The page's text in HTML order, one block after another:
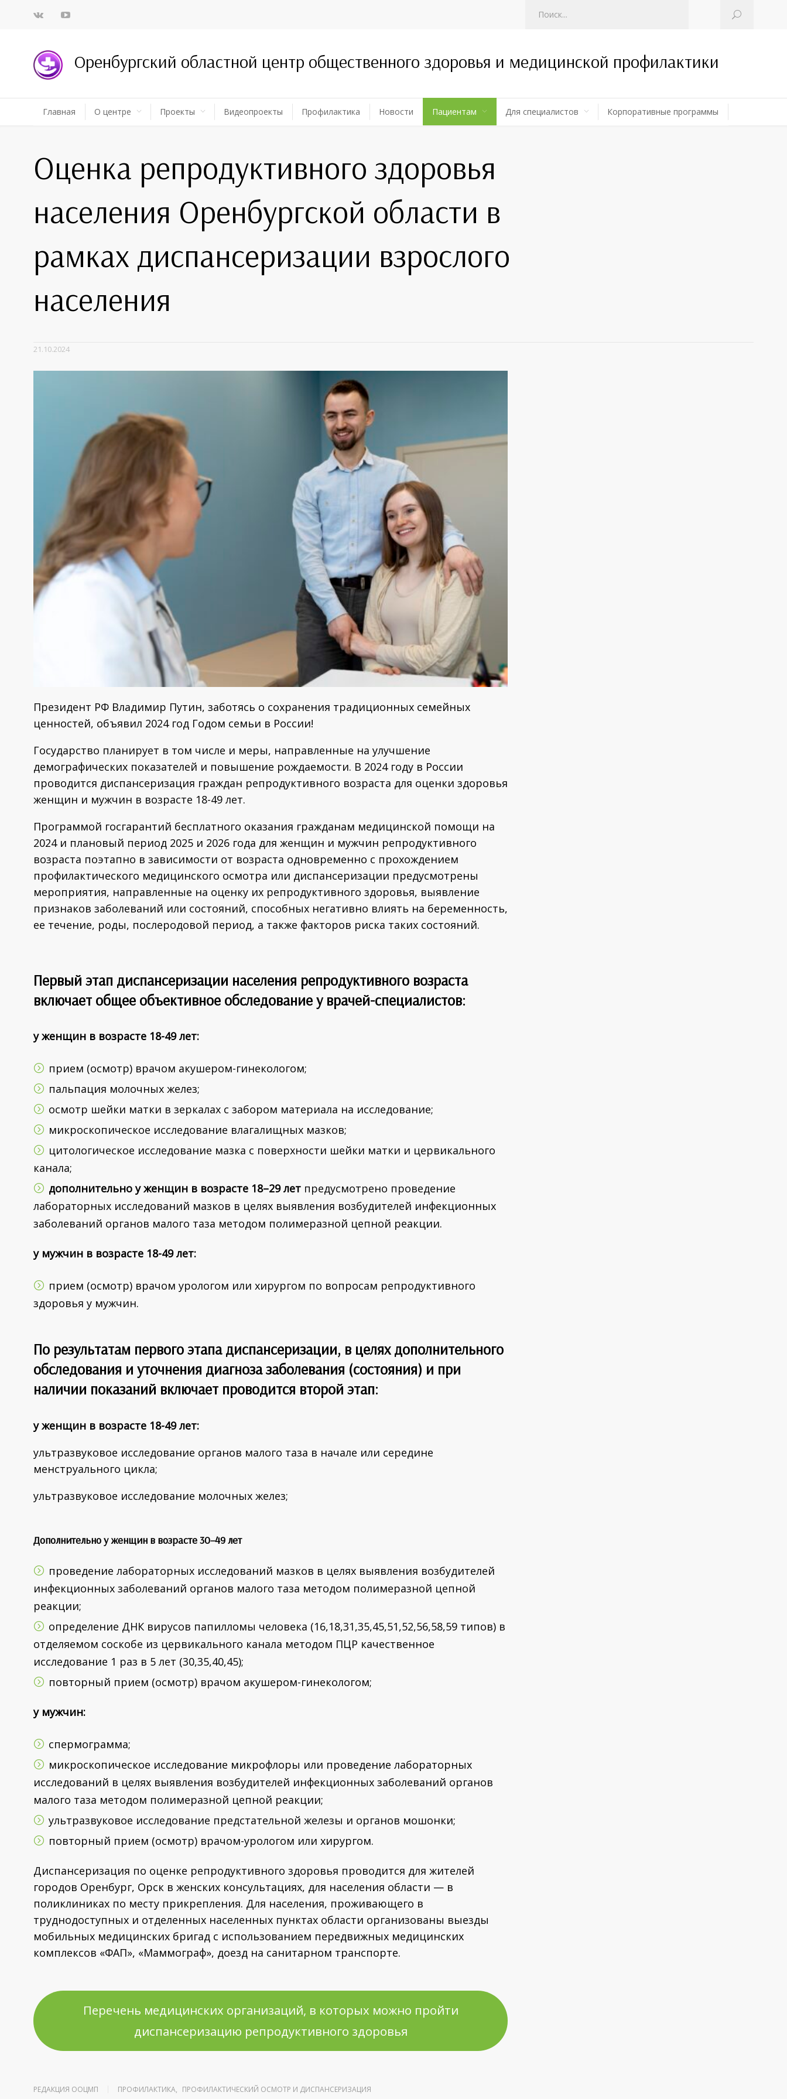
Оренбургский областной центр общественного здоровья и медицинской профилактики
Главная О центре Проекты Видеопроекты Профилактика Новости Пациентам Для специалистов Корпоративные программы
Оценка репродуктивного здоровья
населения Оренбургской области в
рамках диспансеризации взрослого
населения
21.10.2024
Президент РФ Владимир Путин, заботясь о сохранения традиционных семейных
ценностей, объявил 2024 год Годом семьи в России!
Государство планирует в том числе и меры, направленные на улучшение
демографических показателей и повышение рождаемости. В 2024 году в России
проводится диспансеризация граждан репродуктивного возраста для оценки здоровья
женщин и мужчин в возрасте 18-49 лет.
Программой госгарантий бесплатного оказания гражданам медицинской помощи на
2024 и плановый период 2025 и 2026 года для женщин и мужчин репродуктивного
возраста поэтапно в зависимости от возраста одновременно с прохождением
профилактического медицинского осмотра или диспансеризации предусмотрены
мероприятия, направленные на оценку их репродуктивного здоровья, выявление
признаков заболеваний или состояний, способных негативно влиять на беременность,
ее течение, роды, послеродовой период, а также факторов риска таких состояний.
Первый этап диспансеризации населения репродуктивного возраста
включает общее объективное обследование у врачей-специалистов:
у женщин в возрасте 18-49 лет:
прием (осмотр) врачом акушером-гинекологом;
пальпация молочных желез;
осмотр шейки матки в зеркалах с забором материала на исследование;
микроскопическое исследование влагалищных мазков;
цитологическое исследование мазка с поверхности шейки матки и цервикального
канала;
дополнительно у женщин в возрасте 18–29 лет предусмотрено проведение
лабораторных исследований мазков в целях выявления возбудителей инфекционных
заболеваний органов малого таза методом полимеразной цепной реакции.
у мужчин в возрасте 18-49 лет:
прием (осмотр) врачом урологом или хирургом по вопросам репродуктивного
здоровья у мужчин.
По результатам первого этапа диспансеризации, в целях дополнительного
обследования и уточнения диагноза заболевания (состояния) и при
наличии показаний включает проводится второй этап:
у женщин в возрасте 18-49 лет:
ультразвуковое исследование органов малого таза в начале или середине
менструального цикла;
ультразвуковое исследование молочных желез;
Дополнительно у женщин в возрасте 30–49 лет
проведение лабораторных исследований мазков в целях выявления возбудителей
инфекционных заболеваний органов малого таза методом полимеразной цепной
реакции;
определение ДНК вирусов папилломы человека (16,18,31,35,45,51,52,56,58,59 типов) в
отделяемом соскобе из цервикального канала методом ПЦР качественное
исследование 1 раз в 5 лет (30,35,40,45);
повторный прием (осмотр) врачом акушером-гинекологом;
у мужчин:
спермограмма;
микроскопическое исследование микрофлоры или проведение лабораторных
исследований в целях выявления возбудителей инфекционных заболеваний органов
малого таза методом полимеразной цепной реакции;
ультразвуковое исследование предстательной железы и органов мошонки;
повторный прием (осмотр) врачом-урологом или хирургом.
Диспансеризация по оценке репродуктивного здоровья проводится для жителей
городов Оренбург, Орск в женских консультациях, для населения области — в
поликлиниках по месту прикрепления. Для населения, проживающего в
труднодоступных и отделенных населенных пунктах области организованы выезды
мобильных медицинских бригад с использованием передвижных медицинских
комплексов «ФАП», «Маммограф», доезд на санитарном транспорте.
Перечень медицинских организаций, в которых можно пройти
диспансеризацию репродуктивного здоровья
РЕДАКЦИЯ ООЦМП ПРОФИЛАКТИКА, ПРОФИЛАКТИЧЕСКИЙ ОСМОТР И ДИСПАНСЕРИЗАЦИЯ